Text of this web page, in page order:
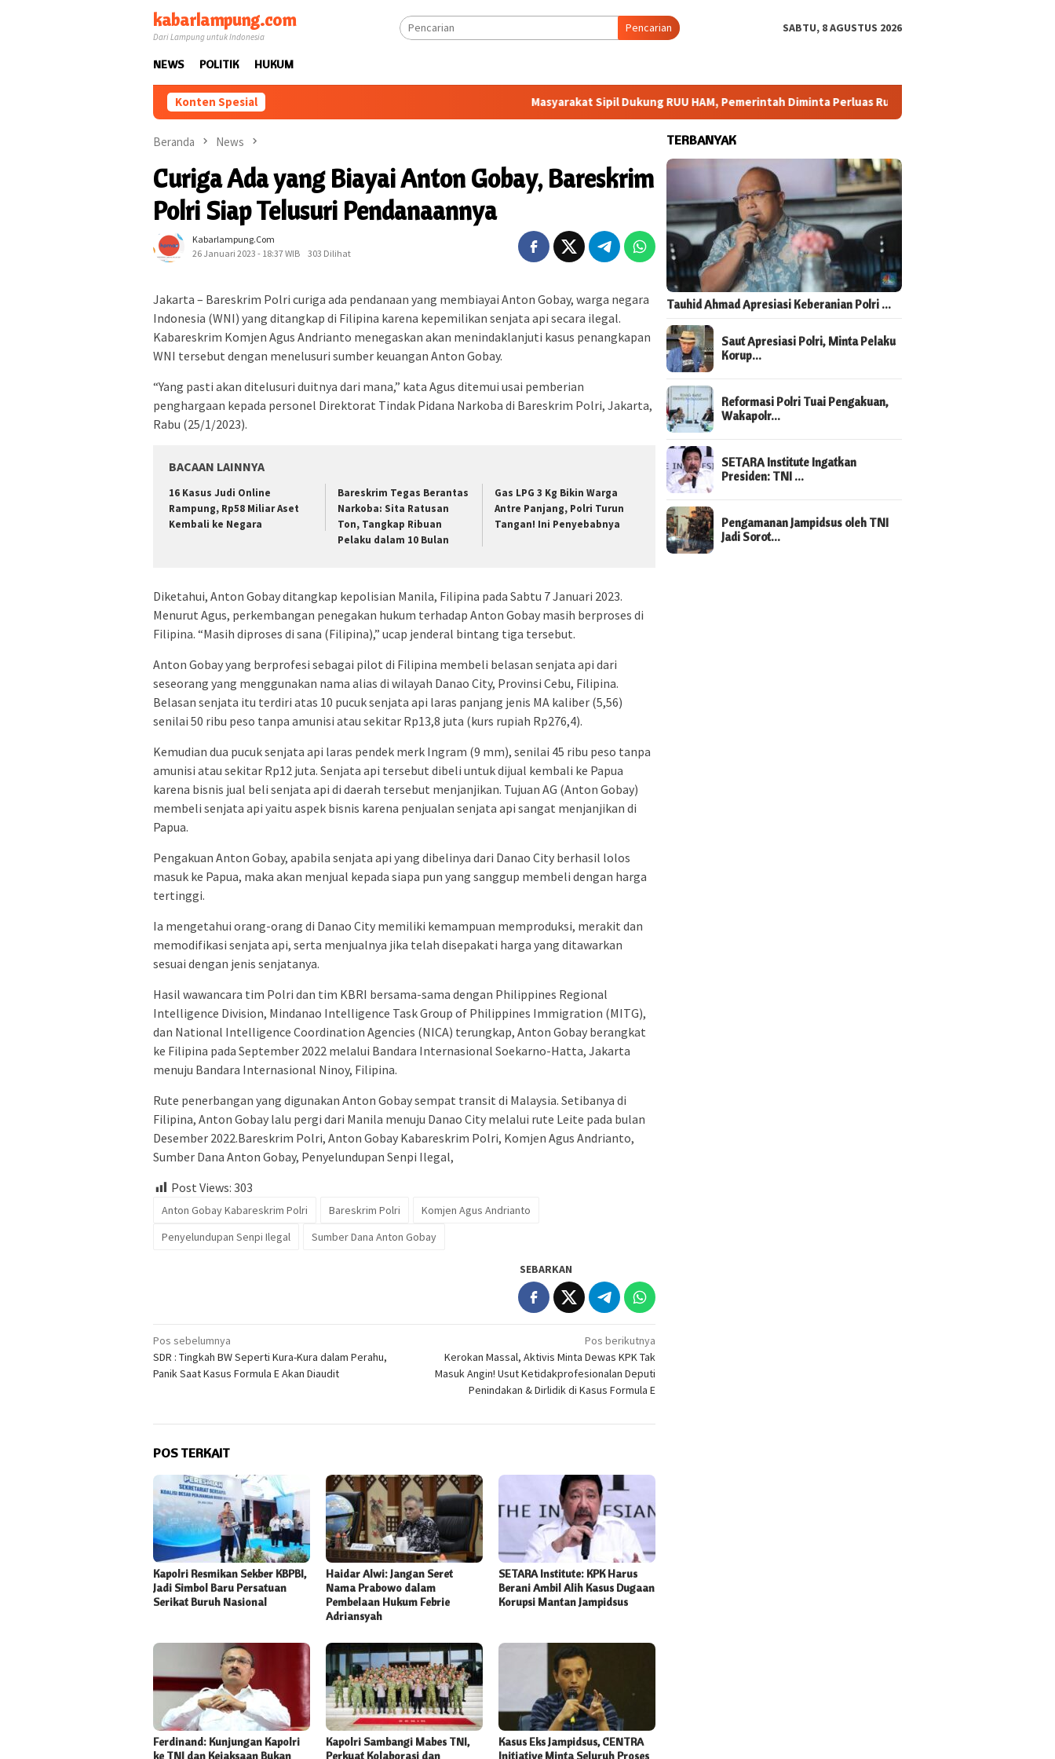
kabarlampung.com
Dari Lampung untuk Indonesia
Pencarian SABTU, 8 AGUSTUS 2026
NEWS POLITIK HUKUM
Konten Spesial Masyarakat Sipil Dukung RUU HAM, Pemerintah Diminta Perluas Ruang Konsultasi
Beranda News
Curiga Ada yang Biayai Anton Gobay, Bareskrim
Polri Siap Telusuri Pendanaannya
Kabarlampung.com
26 Januari 2023 - 18:37 WIB
303 Dilihat
Jakarta – Bareskrim Polri curiga ada pendanaan yang membiayai Anton Gobay, warga negara
Indonesia (WNI) yang ditangkap di Filipina karena kepemilikan senjata api secara ilegal.
Kabareskrim Komjen Agus Andrianto menegaskan akan menindaklanjuti kasus penangkapan
WNI tersebut dengan menelusuri sumber keuangan Anton Gobay.
“Yang pasti akan ditelusuri duitnya dari mana,” kata Agus ditemui usai pemberian
penghargaan kepada personel Direktorat Tindak Pidana Narkoba di Bareskrim Polri, Jakarta,
Rabu (25/1/2023).
BACAAN LAINNYA
16 Kasus Judi Online
Rampung, Rp58 Miliar Aset
Kembali ke Negara
Bareskrim Tegas Berantas
Narkoba: Sita Ratusan
Ton, Tangkap Ribuan
Pelaku dalam 10 Bulan
Gas LPG 3 Kg Bikin Warga
Antre Panjang, Polri Turun
Tangan! Ini Penyebabnya
Diketahui, Anton Gobay ditangkap kepolisian Manila, Filipina pada Sabtu 7 Januari 2023.
Menurut Agus, perkembangan penegakan hukum terhadap Anton Gobay masih berproses di
Filipina. “Masih diproses di sana (Filipina),” ucap jenderal bintang tiga tersebut.
Anton Gobay yang berprofesi sebagai pilot di Filipina membeli belasan senjata api dari
seseorang yang menggunakan nama alias di wilayah Danao City, Provinsi Cebu, Filipina.
Belasan senjata itu terdiri atas 10 pucuk senjata api laras panjang jenis MA kaliber (5,56)
senilai 50 ribu peso tanpa amunisi atau sekitar Rp13,8 juta (kurs rupiah Rp276,4).
Kemudian dua pucuk senjata api laras pendek merk Ingram (9 mm), senilai 45 ribu peso tanpa
amunisi atau sekitar Rp12 juta. Senjata api tersebut dibeli untuk dijual kembali ke Papua
karena bisnis jual beli senjata api di daerah tersebut menjanjikan. Tujuan AG (Anton Gobay)
membeli senjata api yaitu aspek bisnis karena penjualan senjata api sangat menjanjikan di
Papua.
Pengakuan Anton Gobay, apabila senjata api yang dibelinya dari Danao City berhasil lolos
masuk ke Papua, maka akan menjual kepada siapa pun yang sanggup membeli dengan harga
tertinggi.
Ia mengetahui orang-orang di Danao City memiliki kemampuan memproduksi, merakit dan
memodifikasi senjata api, serta menjualnya jika telah disepakati harga yang ditawarkan
sesuai dengan jenis senjatanya.
Hasil wawancara tim Polri dan tim KBRI bersama-sama dengan Philippines Regional
Intelligence Division, Mindanao Intelligence Task Group of Philippines Immigration (MITG),
dan National Intelligence Coordination Agencies (NICA) terungkap, Anton Gobay berangkat
ke Filipina pada September 2022 melalui Bandara Internasional Soekarno-Hatta, Jakarta
menuju Bandara Internasional Ninoy, Filipina.
Rute penerbangan yang digunakan Anton Gobay sempat transit di Malaysia. Setibanya di
Filipina, Anton Gobay lalu pergi dari Manila menuju Danao City melalui rute Leite pada bulan
Desember 2022.Bareskrim Polri, Anton Gobay Kabareskrim Polri, Komjen Agus Andrianto,
Sumber Dana Anton Gobay, Penyelundupan Senpi Ilegal,
Post Views: 303
Anton Gobay Kabareskrim Polri Bareskrim Polri
Komjen Agus Andrianto
Penyelundupan Senpi Ilegal
Sumber Dana Anton Gobay
SEBARKAN
Navigasi
pos
Pos sebelumnya
SDR : Tingkah BW Seperti Kura-Kura dalam Perahu,
Panik Saat Kasus Formula E Akan Diaudit
Pos berikutnya
Kerokan Massal, Aktivis Minta Dewas KPK Tak
Masuk Angin! Usut Ketidakprofesionalan Deputi
Penindakan & Dirlidik di Kasus Formula E
POS TERKAIT
Kapolri Resmikan Sekber KBPBI,
Jadi Simbol Baru Persatuan
Serikat Buruh Nasional
Haidar Alwi: Jangan Seret
Nama Prabowo dalam
Pembelaan Hukum Febrie
Adriansyah
SETARA Institute: KPK Harus
Berani Ambil Alih Kasus Dugaan
Korupsi Mantan Jampidsus
Ferdinand: Kunjungan Kapolri
ke TNI dan Kejaksaan Bukan
Kapolri Sambangi Mabes TNI,
Perkuat Kolaborasi dan
Kasus Eks Jampidsus, CENTRA
Initiative Minta Seluruh Proses
TERBANYAK
Tauhid Ahmad Apresiasi Keberanian Polri …
Saut Apresiasi Polri, Minta Pelaku
Korup…
Reformasi Polri Tuai Pengakuan,
Wakapolr…
SETARA Institute Ingatkan
Presiden: TNI …
Pengamanan Jampidsus oleh TNI
Jadi Sorot…